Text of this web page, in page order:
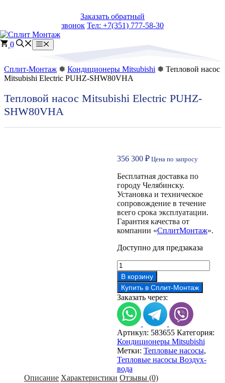
Заказать обратный
звонок Тел: +7(351) 777-58-30
0 Меню
Сплит-Монтаж ❅ Кондиционеры Mitsubishi ❅ Тепловой насос
Mitsubishi Electric PUHZ-SHW80VHA
Тепловой насос Mitsubishi Electric PUHZ-
SHW80VHA
356 300 ₽Цена по запросу
Бесплатная доставка по
городу Челябинску.
Установка и техническое
сопровождение в течение
всего срока эксплуатации.
Гарантия качества от
компании «СплитМонтаж».
Доступно для предзаказа
Количество
товара
Тепловой
насос
Mitsubishi
Electric
PUHZ-
SHW80VHA
В корзину
Купить в Сплит-Монтаж
Заказать через:
Артикул: 583655 Категория:
Кондиционеры Mitsubishi
Метки: Тепловые насосы,
Тепловые насосы Воздух-
вода
Описание Характеристики Отзывы (0)